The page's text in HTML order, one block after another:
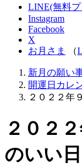
LINE(無料
Instagram
Facebook
X
お月さま
（
新月の願い
開運日カレ
２０２２年
２０２
のいい